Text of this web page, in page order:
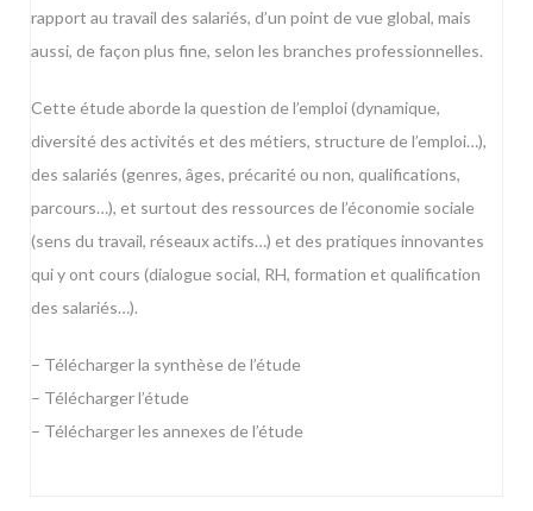
rapport au travail des salariés, d’un point de vue global, mais
aussi, de façon plus fine, selon les branches professionnelles.
Cette étude aborde la question de l’emploi (dynamique,
diversité des activités et des métiers, structure de l’emploi…),
des salariés (genres, âges, précarité ou non, qualifications,
parcours…), et surtout des ressources de l’économie sociale
(sens du travail, réseaux actifs…) et des pratiques innovantes
qui y ont cours (dialogue social, RH, formation et qualification
des salariés…).
– Télécharger la synthèse de l’étude
– Télécharger l’étude
– Télécharger les annexes de l’étude